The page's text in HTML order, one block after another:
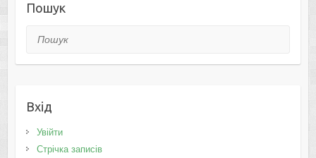
Пошук
Пошук
Вхід
Увійти
Стрічка записів